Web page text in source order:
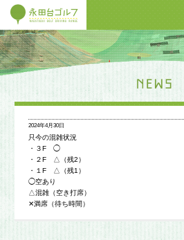
2024年4月30日
只今の混雑状況
・３F ◯
・２F △（残2）
・１F △（残1）
◯空あり
△混雑（空き打席）
✕満席（待ち時間）